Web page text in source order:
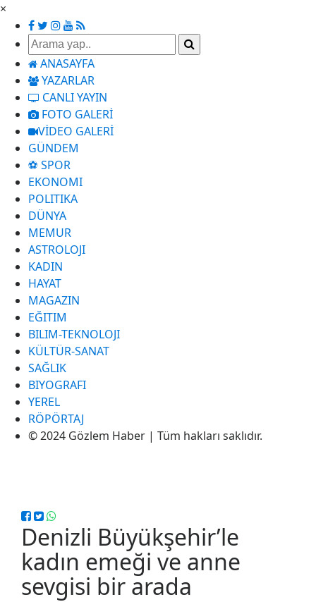
×
ANASAYFA
YAZARLAR
CANLI YAYIN
FOTO GALERİ
VİDEO GALERİ
GÜNDEM
⚽ SPOR
EKONOMI
POLITIKA
DÜNYA
MEMUR
ASTROLOJI
KADIN
HAYAT
MAGAZIN
EĞITIM
BILIM-TEKNOLOJI
KÜLTÜR-SANAT
SAĞLIK
BIYOGRAFI
YEREL
RÖPÖRTAJ
© 2024 Gözlem Haber | Tüm hakları saklıdır.
Denizli Büyükşehir’le
kadın emeği ve anne
sevgisi bir arada